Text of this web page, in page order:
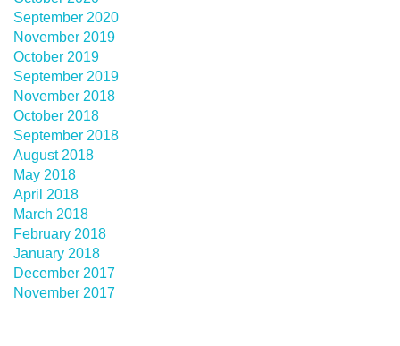
September 2020
November 2019
October 2019
September 2019
November 2018
October 2018
September 2018
August 2018
May 2018
April 2018
March 2018
February 2018
January 2018
December 2017
November 2017